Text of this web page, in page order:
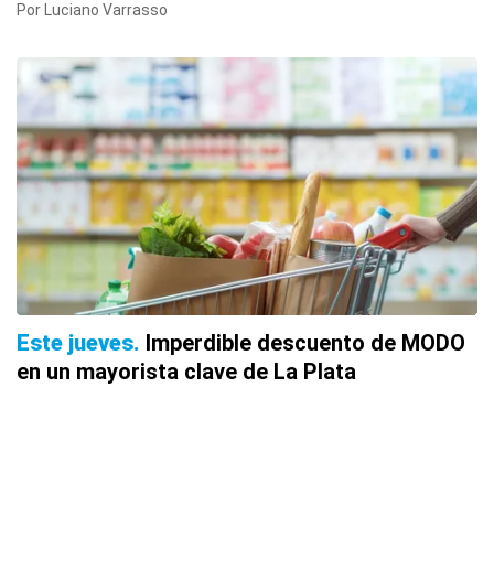
Por Luciano Varrasso
Este jueves Imperdible descuento de MODO
en un mayorista clave de La Plata